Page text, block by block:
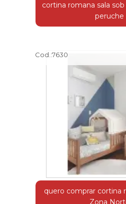
cortina romana sala
peruche
Cod.:7630
quero comprar cortina